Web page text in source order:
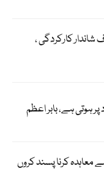
شاندار کارکردگی ،
ہوتی ہے، بابر اعظم
سے معاہدہ کرنا پسند کروں